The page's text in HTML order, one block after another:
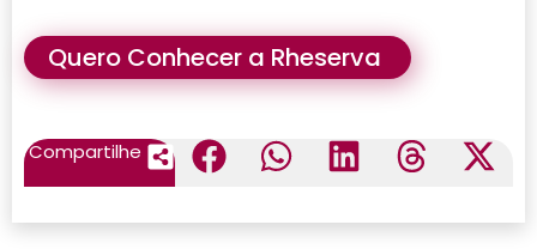
Quero Conhecer a Rheserva
Compartilhe